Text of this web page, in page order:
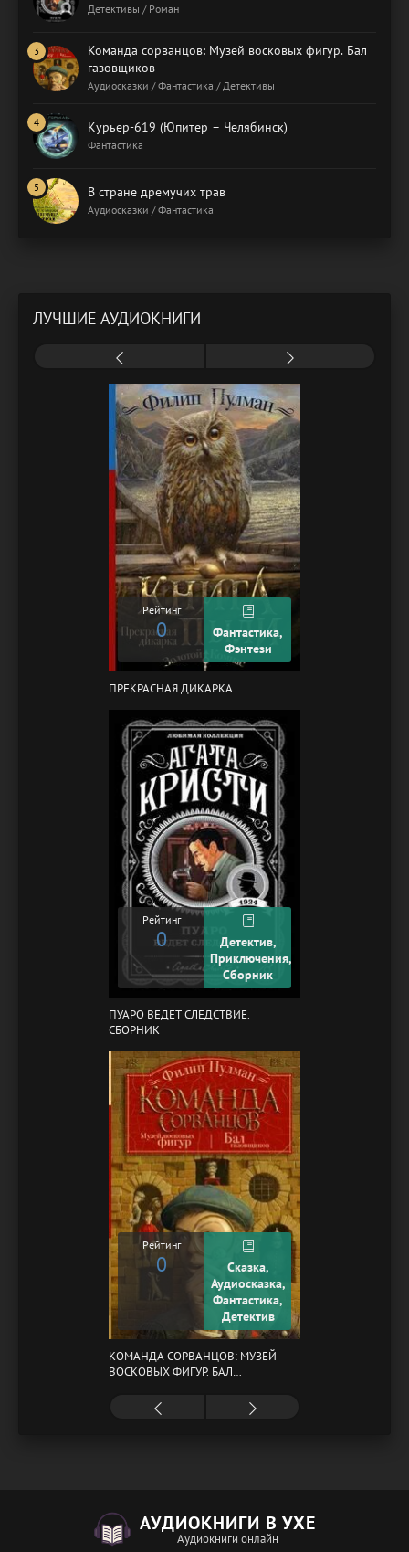
Детективы / Роман
Команда сорванцов: Музей восковых фигур. Бал
газовщиков
Аудиосказки / Фантастика / Детективы
Курьер-619 (Юпитер – Челябинск)
Фантастика
В стране дремучих трав
Аудиосказки / Фантастика
ЛУЧШИЕ АУДИОКНИГИ
Рейтинг
0
Фантастика,
Фэнтези
ПРЕКРАСНАЯ ДИКАРКА
Рейтинг
0
Детектив,
Приключения,
Сборник
ПУАРО ВЕДЕТ СЛЕДСТВИЕ.
СБОРНИК
Рейтинг
0
Сказка,
Аудиосказка,
Фантастика,
Детектив
КОМАНДА СОРВАНЦОВ: МУЗЕЙ
ВОСКОВЫХ ФИГУР. БАЛ
АУДИОКНИГИ В УХЕ
Аудиокниги онлайн